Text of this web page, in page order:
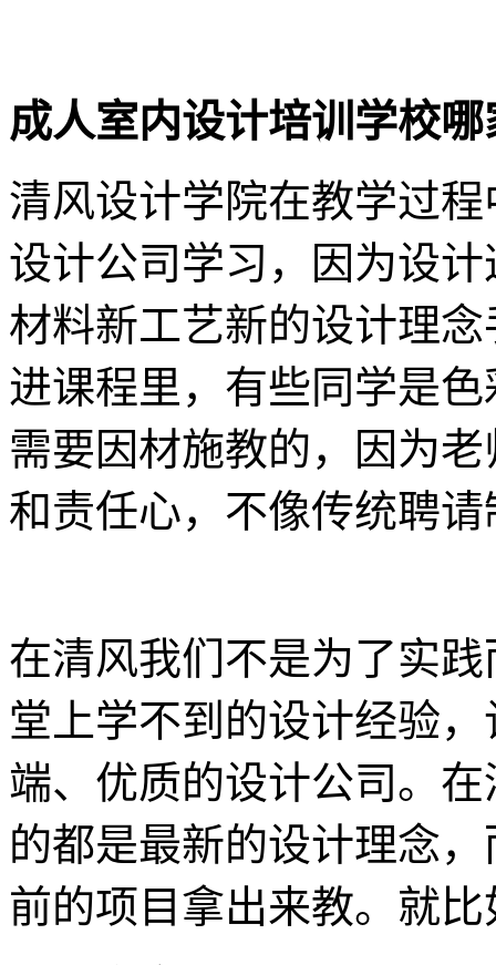
成人室内设计培训学校哪
清风设计学院在教学过
设计公司学习，因为设
材料新工艺新的设计理
进课程里，有些同学是
需要因材施教的，因为
和责任心，不像传统聘
在清风我们不是为了实
堂上学不到的设计经验
端、优质的设计公司。
的都是最新的设计理念
前的项目拿出来教。就